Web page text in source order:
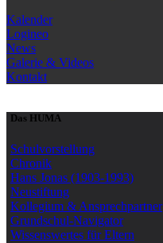
Kalender
Logineo
News
Galerie & Videos
Kontakt
Das HUMA
Schulvorstellung
Chronik
Hans Jonas (1903-1993)
Neustiftung
Kollegium & Ansprechpartner
Grundschul-Navigator
Wissenswertes für Eltern